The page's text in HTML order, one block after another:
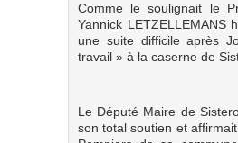
Comme le soulignait le
Yannick LETZELLEMANS
une suite difficile après
travail » à la caserne de
Le Député Maire de
son total soutien et